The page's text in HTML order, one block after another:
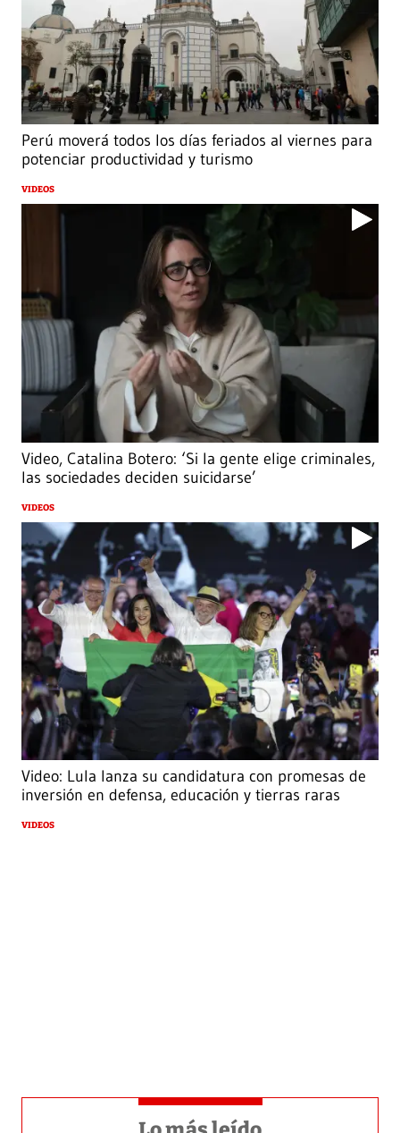
Perú moverá todos los días feriados al viernes para
potenciar productividad y turismo
VIDEOS
Video, Catalina Botero: ‘Si la gente elige criminales,
las sociedades deciden suicidarse’
VIDEOS
Video: Lula lanza su candidatura con promesas de
inversión en defensa, educación y tierras raras
VIDEOS